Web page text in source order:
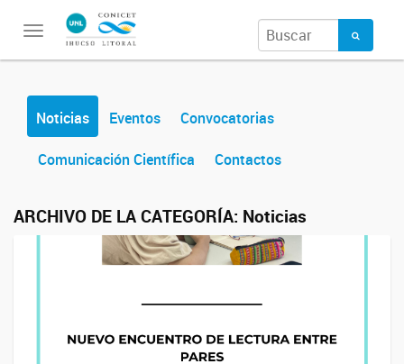
Toggle
Noticias Eventos Convocatorias
Comunicación Científica Contactos
ARCHIVO DE LA CATEGORÍA: Noticias